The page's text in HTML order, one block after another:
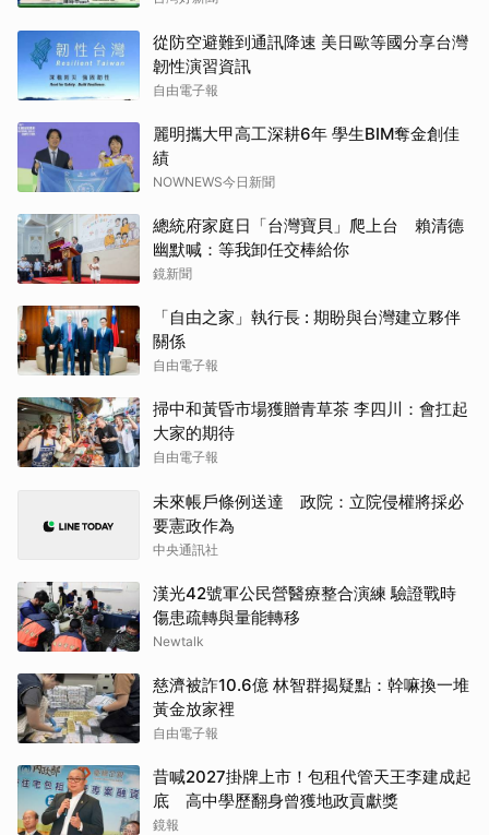
從防空避難到通訊降速 美日歐等國分享台灣
韌性演習資訊
自由電子報
麗明攜大甲高工深耕6年 學生BIM奪金創佳
績
NOWNEWS今日新聞
總統府家庭日「台灣寶貝」爬上台 賴清德
幽默喊：等我卸任交棒給你
鏡新聞
「自由之家」執行長 : 期盼與台灣建立夥伴
關係
自由電子報
掃中和黃昏市場獲贈青草茶 李四川：會扛起
大家的期待
自由電子報
未來帳戶條例送達 政院：立院侵權將採必
要憲政作為
中央通訊社
漢光42號軍公民營醫療整合演練 驗證戰時
傷患疏轉與量能轉移
Newtalk
慈濟被詐10.6億 林智群揭疑點：幹嘛換一堆
黃金放家裡
自由電子報
昔喊2027掛牌上市！包租代管天王李建成起
底 高中學歷翻身曾獲地政貢獻獎
鏡報